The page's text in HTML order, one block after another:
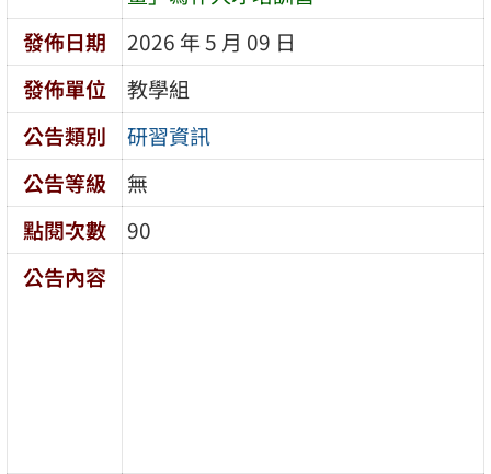
發佈日期
2026 年 5 月 09 日
發佈單位
教學組
公告類別
研習資訊
公告等級
無
點閱次數
90
公告內容